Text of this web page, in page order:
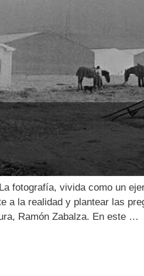
fotografía, vivida como un
a la realidad y plantear las
Ramón Zabalza. En este …